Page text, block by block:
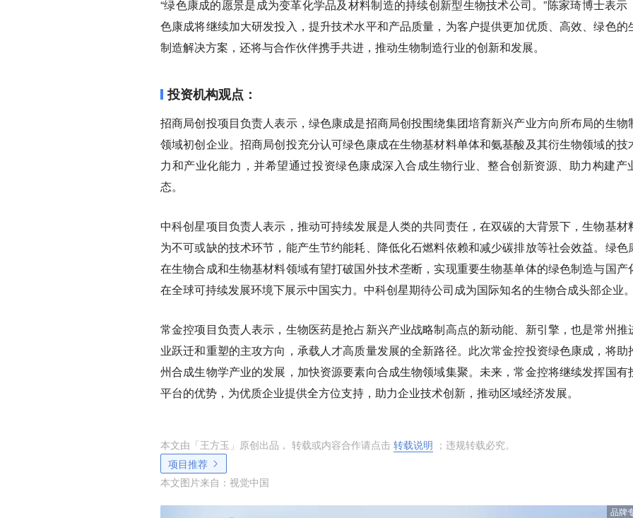
“绿色康成的愿景是成为变革化学品及材料制造的持续创新型生物技术公司。”陈家琦博士表示
色康成将继续加大研发投入，提升技术水平和产品质量，为客户提供更加优质、高效、绿色的
制造解决方案，还将与合作伙伴携手共进，推动生物制造行业的创新和发展。
投资机构观点：
招商局创投项目负责人表示，绿色康成是招商局创投围绕集团培育新兴产业方向所布局的生物
领域初创企业。招商局创投充分认可绿色康成在生物基材料单体和氨基酸及其衍生物领域的技
力和产业化能力，并希望通过投资绿色康成深入合成生物行业、整合创新资源、助力构建产
态。
中科创星项目负责人表示，推动可持续发展是人类的共同责任，在双碳的大背景下，生物基材
为不可或缺的技术环节，能产生节约能耗、降低化石燃料依赖和减少碳排放等社会效益。绿色
在生物合成和生物基材料领域有望打破国外技术垄断，实现重要生物基单体的绿色制造与国产
在全球可持续发展环境下展示中国实力。中科创星期待公司成为国际知名的生物合成头部企业
常金控项目负责人表示，生物医药是抢占新兴产业战略制高点的新动能、新引擎，也是常州推
业跃迁和重塑的主攻方向，承载人才高质量发展的全新路径。此次常金控投资绿色康成，将助
州合成生物学产业的发展，加快资源要素向合成生物领域集聚。未来，常金控将继续发挥国有
平台的优势，为优质企业提供全方位支持，助力企业技术创新，推动区域经济发展。
本文由「王方玉 」原创出品， 转载或内容合作请点击 转载说明 ；违规转载必究。
项目推荐
本文图片来自： 视觉中国
品牌